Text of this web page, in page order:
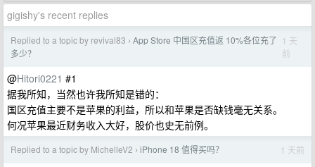
gigishy's recent replies
Replied to a topic by revival83 › App Store 中国区充值返 10%各位充了
多少？
1 天
前
@Hitori0221 #1
据我所知，当然也许我所知是错的：
国区充值主要不是苹果的利益，所以和苹果是否缺钱毫无关系。
何况苹果最近财务收入大好，股价也史无前例。
Replied to a topic by MichelleV2 › iPhone 18 值得买吗？ 1 天前